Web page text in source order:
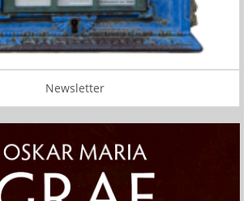
Newsletter